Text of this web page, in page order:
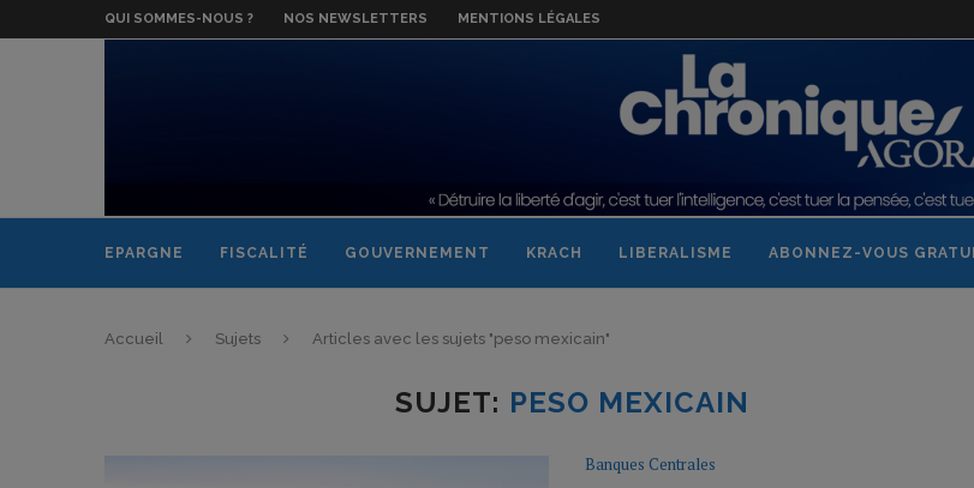
QUI SOMMES-NOUS ? NOS NEWSLETTERS MENTIONS LÉGALES
EPARGNE FISCALITÉ GOUVERNEMENT KRACH LIBERALISME ABONNEZ-VOUS
Accueil Sujets Articles avec les sujets "peso mexicain"
SUJET: PESO MEXICAIN
Banques Centrales